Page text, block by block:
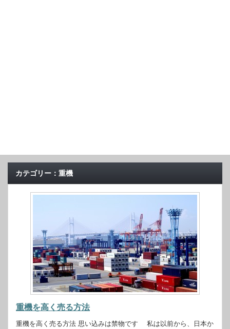
カテゴリー：重機
重機を高く売る方法
重機を高く売る方法 思い込みは禁物です 私は以前から、日本か